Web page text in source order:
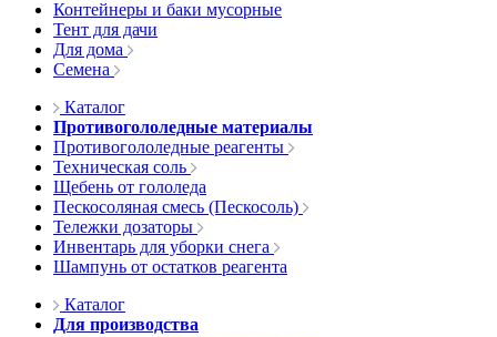
Контейнеры и баки мусорные
Тент для дачи
Для дома
Семена
Каталог
Противогололедные материалы
Противогололедные реагенты
Техническая соль
Щебень от гололеда
Пескосоляная смесь (Пескосоль)
Тележки дозаторы
Инвентарь для уборки снега
Шампунь от остатков реагента
Каталог
Для производства